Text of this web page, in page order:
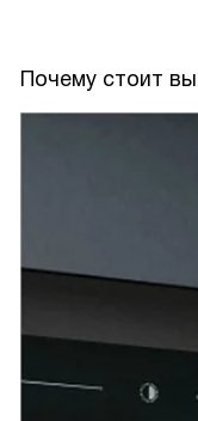
Почему стоит